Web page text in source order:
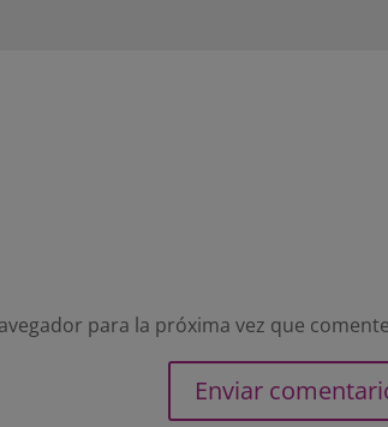
para la próxima vez que